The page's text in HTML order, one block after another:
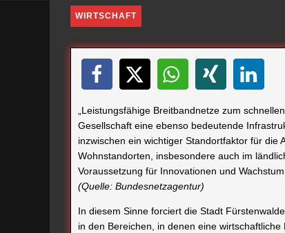
WIRTSCHAFT
„Leistungsfähige Breitbandnetze zum
Gesellschaft eine ebenso bedeutende
inzwischen ein wichtiger Standortfaktor für die
Wohnstandorten, insbesondere auch im
Voraussetzung für Innovationen und
(Quelle: Bundesnetzagentur)
In diesem Sinne forciert die Stadt
in den Bereichen, in denen eine